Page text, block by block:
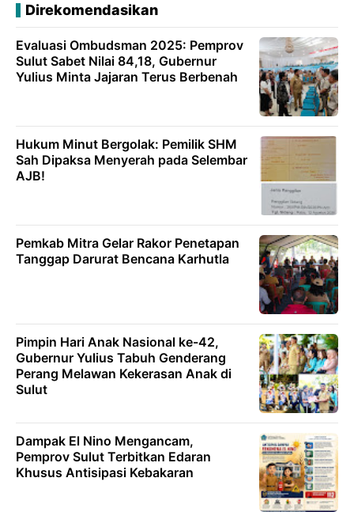
Direkomendasikan
Evaluasi Ombudsman 2025: Pemprov
Sulut Sabet Nilai 84,18, Gubernur
Yulius Minta Jajaran Terus Berbenah
Hukum Minut Bergolak: Pemilik SHM
Sah Dipaksa Menyerah pada Selembar
AJB!
Pemkab Mitra Gelar Rakor Penetapan
Tanggap Darurat Bencana Karhutla
Pimpin Hari Anak Nasional ke-42,
Gubernur Yulius Tabuh Genderang
Perang Melawan Kekerasan Anak di
Sulut
Dampak El Nino Mengancam,
Pemprov Sulut Terbitkan Edaran
Khusus Antisipasi Kebakaran